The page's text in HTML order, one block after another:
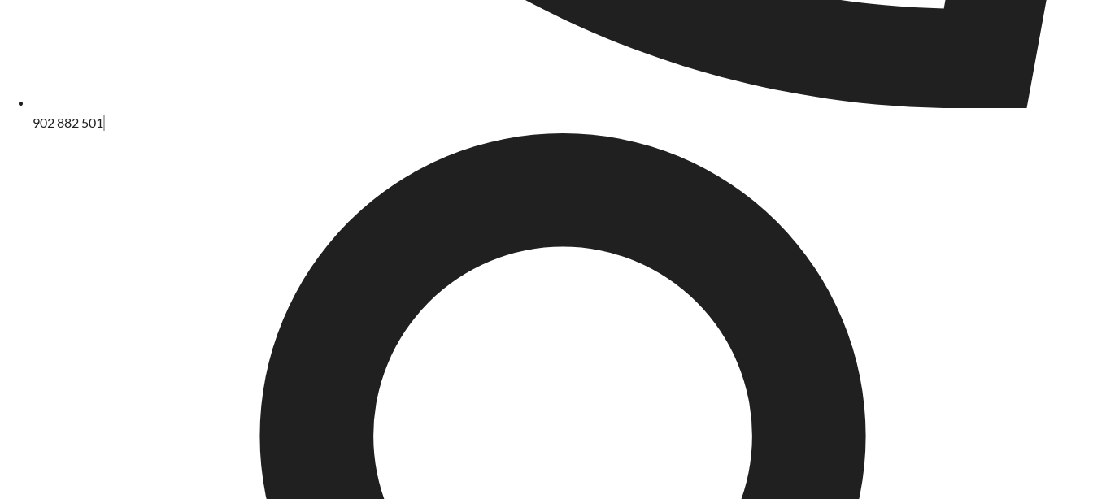
902 882 501